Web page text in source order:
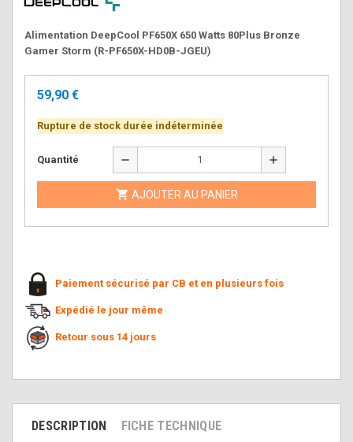
Alimentation DeepCool PF650X 650 Watts 80Plus Bronze
Gamer Storm (R-PF650X-HD0B-JGEU)
59,90 €
Rupture de stock durée indéterminée
Quantité remove add
 AJOUTER AU PANIER
Paiement sécurisé par CB et en plusieurs fois
Expédié le jour même
Retour sous 14 jours
DESCRIPTION FICHE TECHNIQUE